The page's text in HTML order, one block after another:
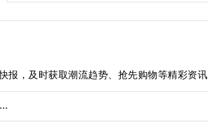
报，及时获取潮流趋势、抢先购物等精彩资讯
…